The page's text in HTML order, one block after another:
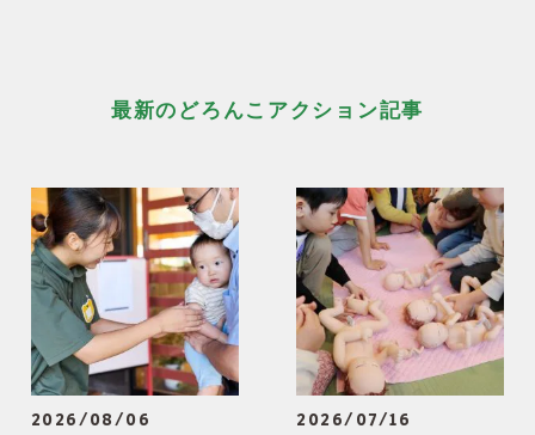
最新のどろんこアクション記事
2026/08/06 2026/07/16